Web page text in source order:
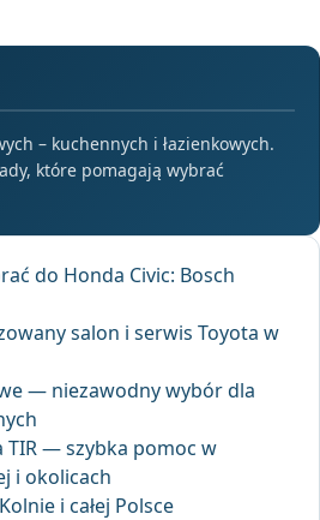
– kuchennych i łazienkowych.
które pomagają wybrać
do Honda Civic: Bosch
salon i serwis Toyota w
— niezawodny wybór dla
TIR — szybka pomoc w
i okolicach
i całej Polsce